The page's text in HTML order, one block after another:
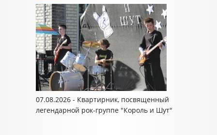
07.08.2026 - Квартирник, посвященный
легендарной рок-группе "Король и Шут"